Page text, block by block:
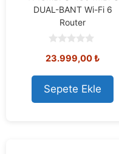
DUAL-BANT Wi-Fi 6
Router
o
t
o
f
5
23.999,00₺
Sepete Ekle